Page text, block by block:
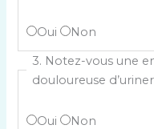
Oui
Non
3. Notez-vous une
douloureuse
Oui
Non